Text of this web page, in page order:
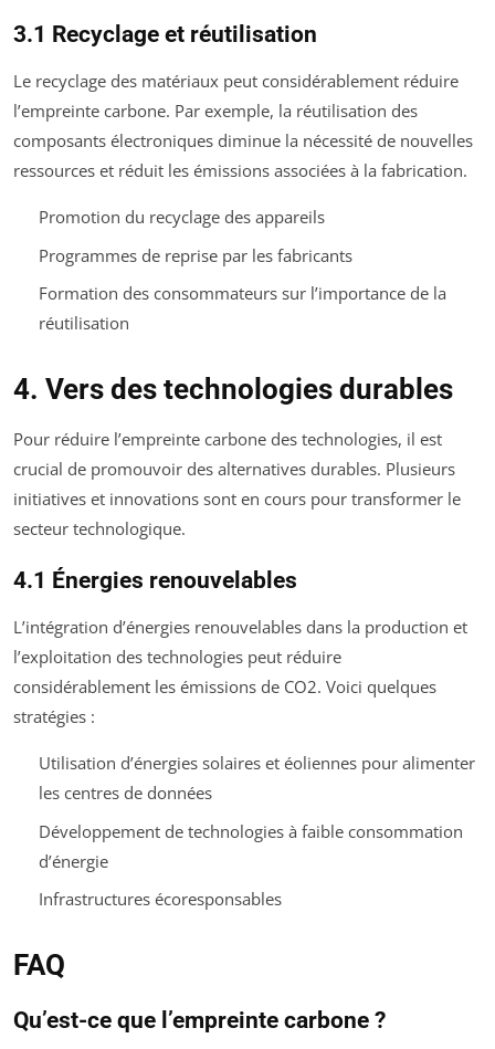
3.1 Recyclage et réutilisation
Le recyclage des matériaux peut considérablement réduire
l’empreinte carbone. Par exemple, la réutilisation des
composants électroniques diminue la nécessité de nouvelles
ressources et réduit les émissions associées à la fabrication.
Promotion du recyclage des appareils
Programmes de reprise par les fabricants
Formation des consommateurs sur l’importance de la
réutilisation
4. Vers des technologies durables
Pour réduire l’empreinte carbone des technologies, il est
crucial de promouvoir des alternatives durables. Plusieurs
initiatives et innovations sont en cours pour transformer le
secteur technologique.
4.1 Énergies renouvelables
L’intégration d’énergies renouvelables dans la production et
l’exploitation des technologies peut réduire
considérablement les émissions de CO2. Voici quelques
stratégies :
Utilisation d’énergies solaires et éoliennes pour alimenter
les centres de données
Développement de technologies à faible consommation
d’énergie
Infrastructures écoresponsables
FAQ
Qu’est-ce que l’empreinte carbone ?